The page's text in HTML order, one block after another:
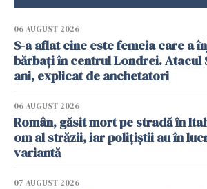
06 AUGUST 2026
S-a aflat cine este femeia care a
bărbați în centrul Londrei. Atacul
ani, explicat de anchetatori
06 AUGUST 2026
Român, găsit mort pe stradă în
om al străzii, iar polițiștii au în
variantă
07 AUGUST 2026